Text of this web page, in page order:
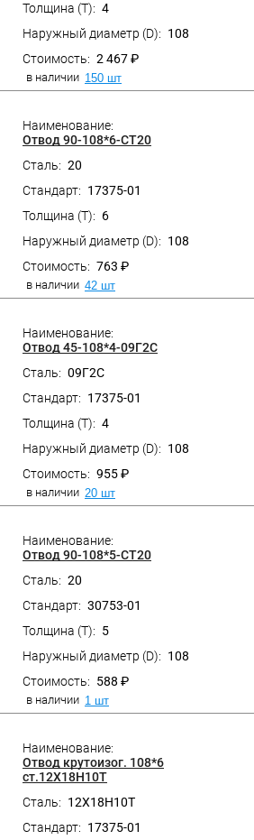
4
108
2 467 ₽
в наличии 150 шт
Отвод 90-108*6-СТ20
20
17375-01
6
108
763 ₽
в наличии 42 шт
Отвод 45-108*4-09Г2С
09Г2С
17375-01
4
108
955 ₽
в наличии 20 шт
Отвод 90-108*5-СТ20
20
30753-01
5
108
588 ₽
в наличии 1 шт
Отвод крутоизог. 108*6
ст.12Х18Н10Т
12Х18Н10Т
17375-01